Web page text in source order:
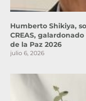
Humberto Shikiya,
CREAS,
de la Paz 2026
julio 6, 2026